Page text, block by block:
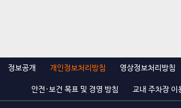
정보공개 개인정보처리방침 영상정보처리방침
안전·보건 목표 및 경영 방침 교내 주차장 이